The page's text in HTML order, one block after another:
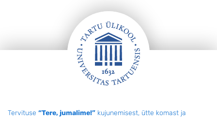
Tervituse “Tere, jumalime!” kujunemisest, ütte komast ja